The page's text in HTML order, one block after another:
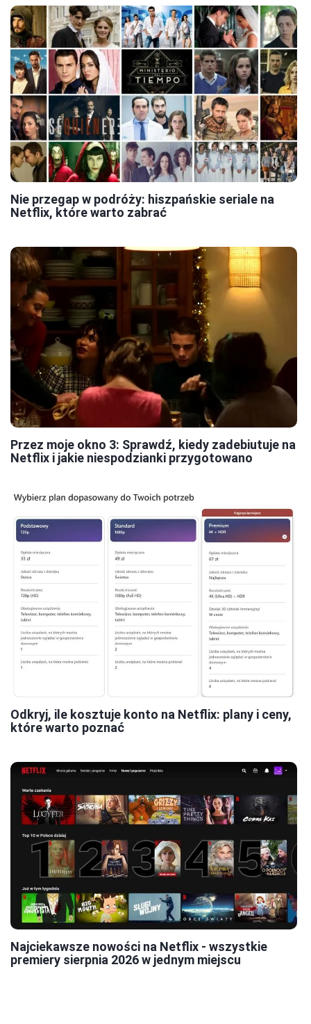
Nie przegap w podróży: hiszpańskie seriale na
Netflix, które warto zabrać
Przez moje okno 3: Sprawdź, kiedy zadebiutuje na
Netflix i jakie niespodzianki przygotowano
Odkryj, ile kosztuje konto na Netflix: plany i ceny,
które warto poznać
Najciekawsze nowości na Netflix - wszystkie
premiery sierpnia 2026 w jednym miejscu